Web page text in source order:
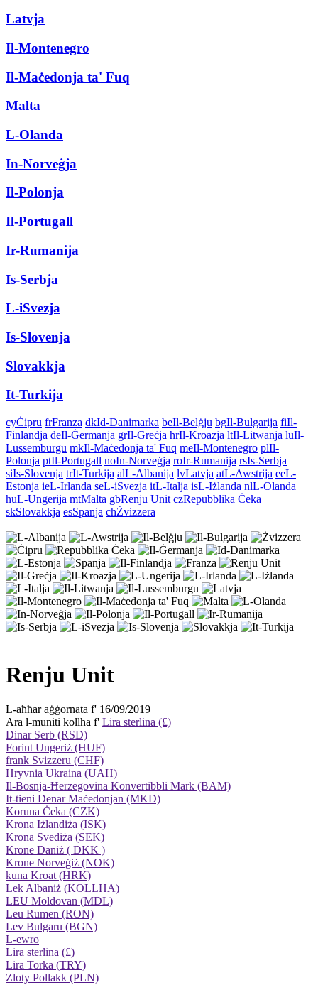
Latvja
Il-Montenegro
Il-Maċedonja ta' Fuq
Malta
L-Olanda
In-Norveġja
Il-Polonja
Il-Portugall
Ir-Rumanija
Is-Serbja
L-iSvezja
Is-Slovenja
Slovakkja
It-Turkija
cyĊipru frFranza dkId-Danimarka beIl-Belġju bgIl-Bulgarija fiIl-
Finlandja deIl-Ġermanja grIl-Greċja hrIl-Kroazja ltIl-Litwanja luIl-
Lussemburgu mkIl-Maċedonja ta' Fuq meIl-Montenegro plIl-
Polonja ptIl-Portugall noIn-Norveġja roIr-Rumanija rsIs-Serbja
siIs-Slovenja trIt-Turkija alL-Albanija lvLatvja atL-Awstrija eeL-
Estonja ieL-Irlanda seL-iSvezja itL-Italja isL-Iżlanda nlL-Olanda
huL-Ungerija mtMalta gbRenju Unit czRepubblika Ċeka
skSlovakkja esSpanja chŻvizzera
Renju Unit
L-aħħar aġġornata f' 16/09/2019
Ara l-muniti kollha f' Lira sterlina (£)
Dinar Serb (RSD)
Forint Ungeriż (HUF)
frank Svizzeru (CHF)
Hryvnia Ukraina (UAH)
Il-Bosnja-Ħerzegovina Konvertibbli Mark (BAM)
It-tieni Denar Maċedonjan (MKD)
Koruna Ċeka (CZK)
Krona Iżlandiża (ISK)
Krona Svediża (SEK)
Krone Daniż ( DKK )
Krone Norveġiż (NOK)
kuna Kroat (HRK)
Lek Albaniż (KOLLHA)
LEU Moldovan (MDL)
Leu Rumen (RON)
Lev Bulgaru (BGN)
L-ewro
Lira sterlina (£)
Lira Torka (TRY)
Zloty Pollakk (PLN)